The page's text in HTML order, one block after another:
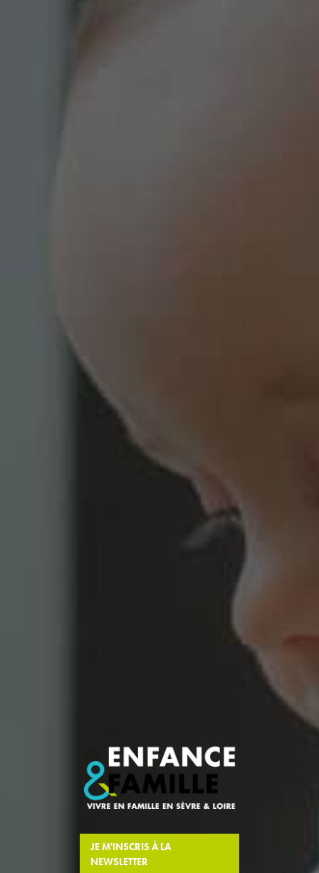
JE M'INSCRIS À LA
NEWSLETTER